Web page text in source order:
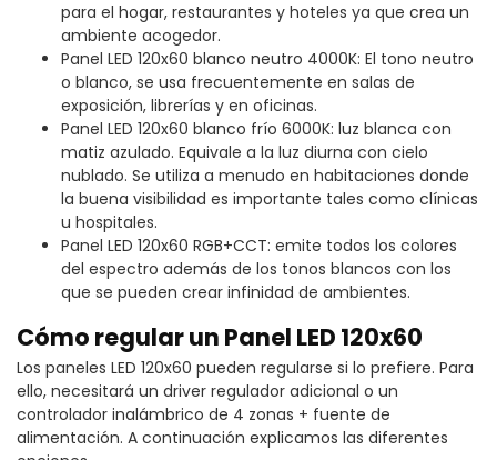
para el hogar, restaurantes y hoteles ya que crea un
ambiente acogedor.
Panel LED 120x60 blanco neutro 4000K: El tono neutro
o blanco, se usa frecuentemente en salas de
exposición, librerías y en oficinas.
Panel LED 120x60 blanco frío 6000K: luz blanca con
matiz azulado. Equivale a la luz diurna con cielo
nublado. Se utiliza a menudo en habitaciones donde
la buena visibilidad es importante tales como clínicas
u hospitales.
Panel LED 120x60 RGB+CCT: emite todos los colores
del espectro además de los tonos blancos con los
que se pueden crear infinidad de ambientes.
Cómo regular un Panel LED 120x60
Los paneles LED 120x60 pueden regularse si lo prefiere. Para
ello, necesitará un driver regulador adicional o un
controlador inalámbrico de 4 zonas + fuente de
alimentación. A continuación explicamos las diferentes